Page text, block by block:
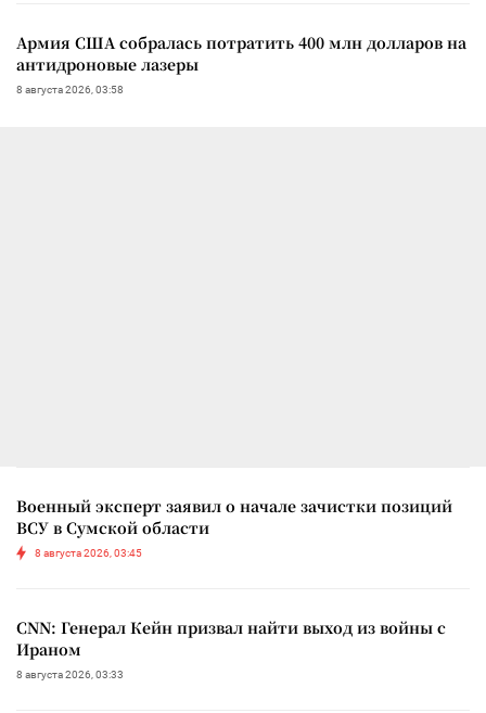
Армия США собралась потратить 400 млн долларов на
антидроновые лазеры
8 августа 2026, 03:58
Военный эксперт заявил о начале зачистки позиций
ВСУ в Сумской области
8 августа 2026, 03:45
CNN: Генерал Кейн призвал найти выход из войны с
Ираном
8 августа 2026, 03:33